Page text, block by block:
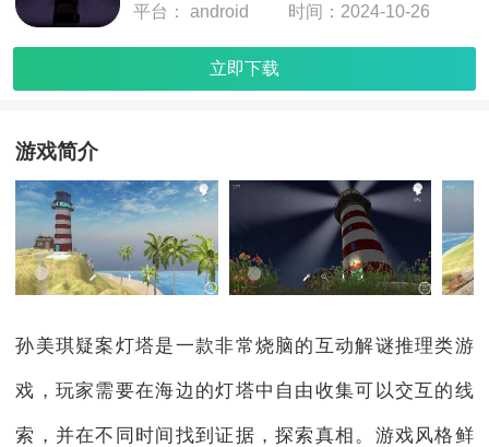
平台：
android 时间： 2024-10-26
立即下载
游戏简介
孙美琪疑案灯塔是一款非常烧脑的互动解谜推理类游
戏，玩家需要在海边的灯塔中自由收集可以交互的线
索，并在不同时间找到证据，探索真相。游戏风格鲜